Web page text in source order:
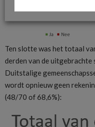
Ten slotte was het totaal
derden van de uitgebrachte
Duitstalige
wordt opnieuw geen
(48/70 of 68,6%):